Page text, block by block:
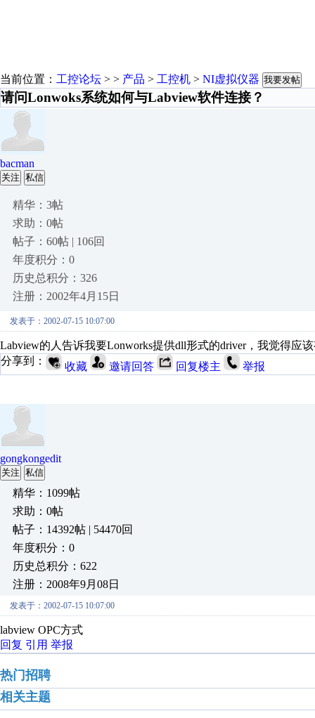
当前位置： 工控论坛 > > 产品 > 工控机 > NI虚拟仪器 我要发帖
请问Lonwoks系统如何与Labview软件连接？
bacman
关注 私信
精华：3帖
求助：0帖
帖子：60帖 | 106回
年度积分：0
历史总积分：326
注册：2002年4月15日
发表于：2002-07-15 10:07:00
Labview的人告诉我要Lonworks提供dll形式的driver，我觉得应
分享到：
收藏 邀请回答 回复楼主 举报
gongkongedit
关注 私信
精华：1099帖
求助：0帖
帖子：14392帖 | 54470回
年度积分：0
历史总积分：622
注册：2008年9月08日
发表于：2002-07-15 10:07:00
labview OPC方式
回复 引用 举报
热门招聘
相关主题